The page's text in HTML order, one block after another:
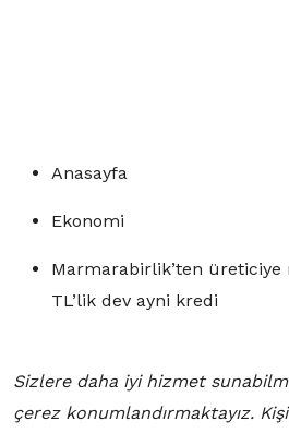
Anasayfa
Ekonomi
Marmarabirlik’ten
TL’lik dev ayni kredi
Sizlere daha iyi hizmet
çerez konumlandırmaktayız.